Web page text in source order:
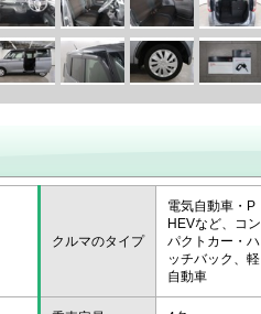
クルマのタイプ
電気自動車・P
HEVなど、コン
パクトカー・ハ
ッチバック、軽
自動車